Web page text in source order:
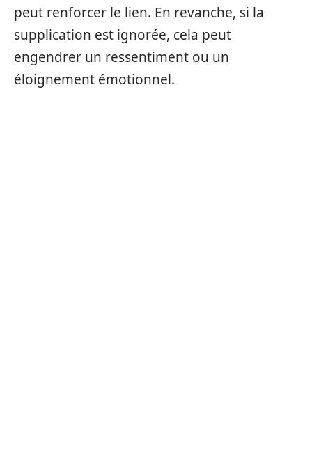
peut renforcer le lien. En revanche, si la
supplication est ignorée, cela peut
engendrer un ressentiment ou un
éloignement émotionnel.